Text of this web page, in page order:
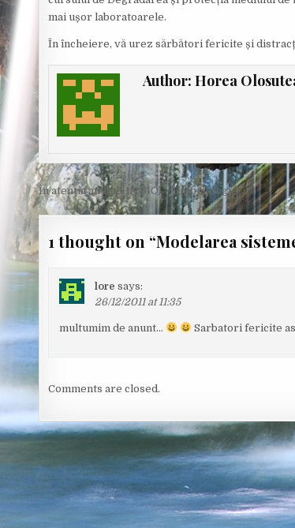
mai ușor laboratoarele.
În încheiere, vă urez sărbători fericite și
Author: Horea
Post
navigation
În atenţia anului III (BIO) – Entomologie →
1 thought on “Modelarea
lore says:
26/12/2011 at 11:35
multumim de anunt… Sarbatori fericite
Comments are closed.